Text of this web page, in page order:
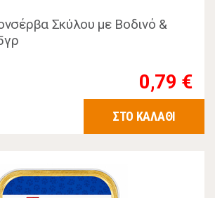
Σκύλου με Βοδινό &
0,79 €
ΣΤΟ ΚΑΛΑΘΙ